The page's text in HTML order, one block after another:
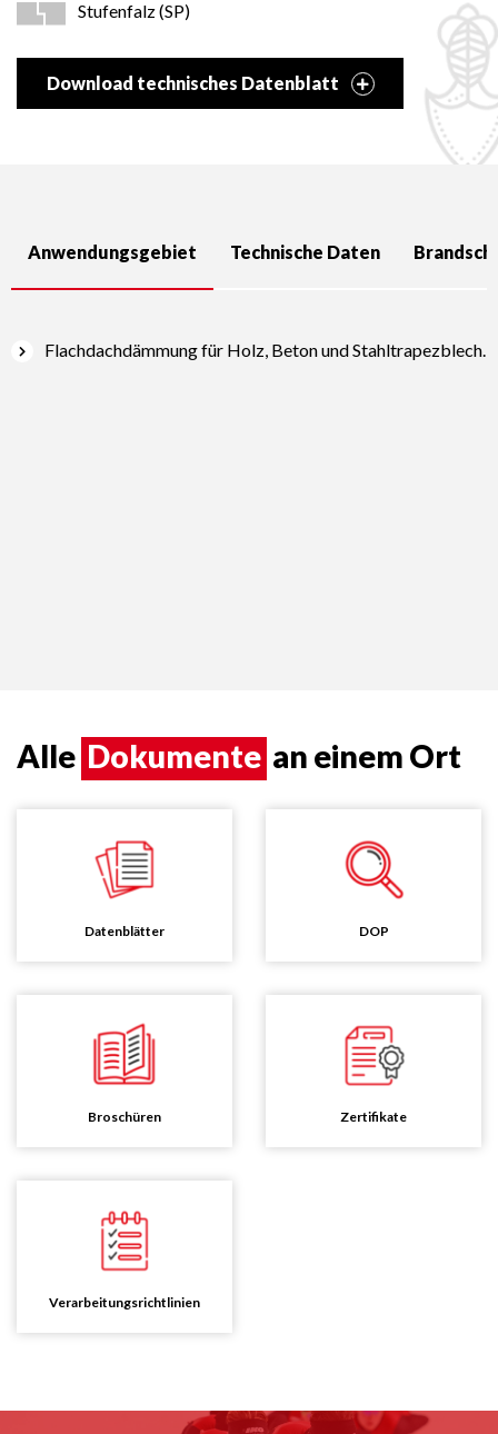
Stufenfalz (SP)
Download technisches Datenblatt
Flachdachdämmung für Holz, Beton und Stahltrapezblech.
Anwendungsgebiet Technische Daten
Alle Dokumente an einem Ort
Datenblätter DOP
Broschüren Zertifikate
Verarbeitungsrichtlinien